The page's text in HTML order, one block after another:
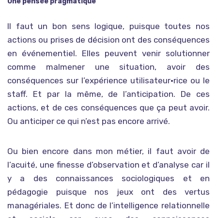
Il faut un bon sens logique, puisque toutes nos
actions ou prises de décision ont des conséquences
en événementiel. Elles peuvent venir solutionner
comme malmener une situation, avoir des
conséquences sur l’expérience utilisateur•rice ou le
staff. Et par la même, de l’anticipation. De ces
actions, et de ces conséquences que ça peut avoir.
Ou anticiper ce qui n’est pas encore arrivé.
Ou bien encore dans mon métier, il faut avoir de
l’acuité, une finesse d’observation et d’analyse car il
y a des connaissances sociologiques et en
pédagogie puisque nos jeux ont des vertus
managériales. Et donc de l’intelligence relationnelle